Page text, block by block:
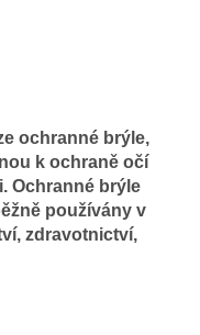
ochranné brýle,
k ochraně očí
Ochranné brýle
používány v
zdravotnictví,